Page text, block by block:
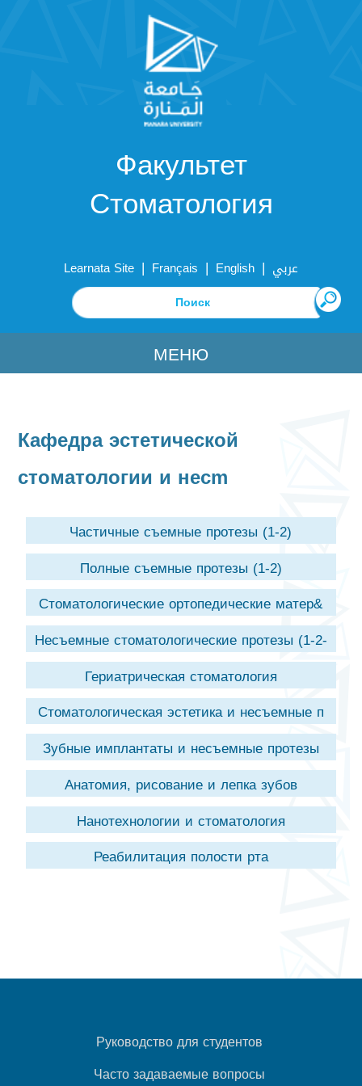
Факультет
Стоматология
Learnata Site | Français | English | عربي
МЕНЮ
Кафедра эстетической
стоматологии и несm
Частичные съемные протезы (1-2)
Полные съемные протезы (1-2)
Стоматологические ортопедические матер&
Несъемные стоматологические протезы (1-2-
3)
Гериатрическая стоматология
Стоматологическая эстетика и несъемные п
Зубные имплантаты и несъемные протезы
Анатомия, рисование и лепка зубов
Нанотехнологии и стоматология
Реабилитация полости рта
Руководство для студентов
Часто задаваемые вопросы